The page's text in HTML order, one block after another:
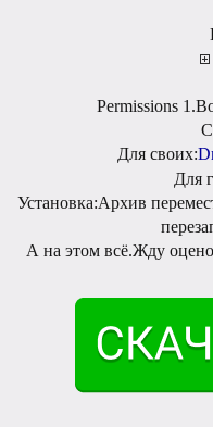
Permissions
Для своих:
Для
Установка:Архив
А на этом всё.Жду